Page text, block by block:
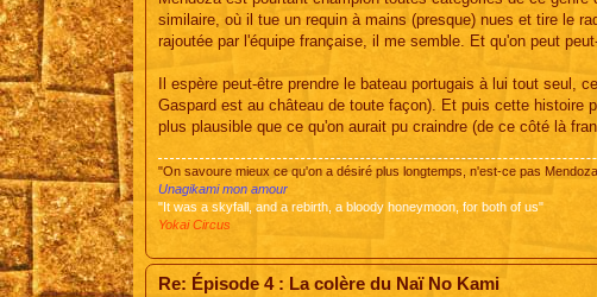
similaire, où il tue un requin à mains (presque) nues et tire le
rajoutée par l'équipe française, il me semble. Et qu'on peut
Il espère peut-être prendre le bateau portugais à lui tout seul,
Gaspard est au château de toute façon). Et puis cette histoire
plus plausible que ce qu'on aurait pu craindre (de ce côté là
"On savoure mieux ce qu'on a désiré plus longtemps, n'est-ce pas
Unagikami mon amour
"It was a skyfall, and a rebirth, a bloody honeymoon, for both of us"
Yokai Circus
Re: Épisode 4 : La colère du Naï No Kami